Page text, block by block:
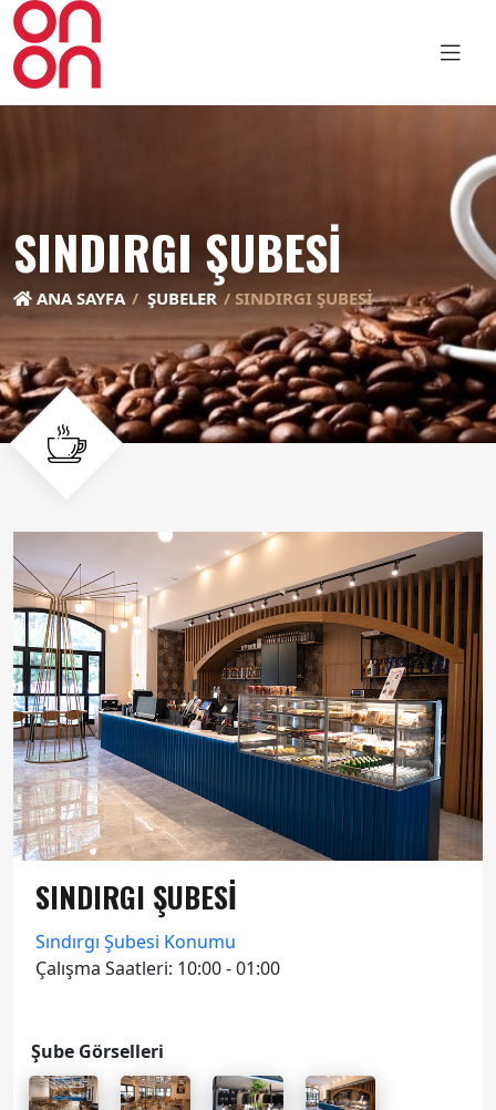
SINDIRGI ŞUBESİ
ANA SAYFA ŞUBELER SINDIRGI ŞUBESİ
SINDIRGI ŞUBESİ
Sındırgı Şubesi Konumu
Çalışma Saatleri: 10:00 - 01:00
Şube Görselleri